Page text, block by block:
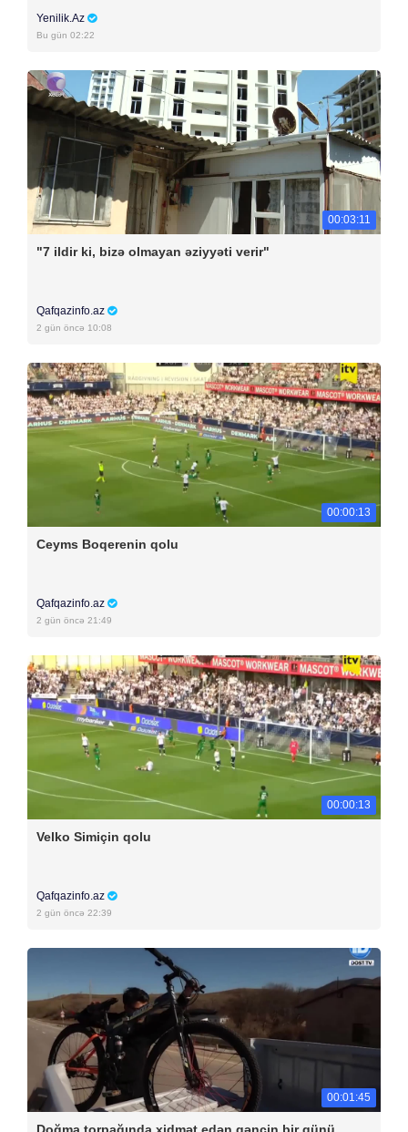
Yenilik.Az
Bu gün 02:22
00:03:11
"7 ildir ki, bizə olmayan əziyyəti verir"
Qafqazinfo.az
2 gün öncə 10:08
00:00:13
Ceyms Boqerenin qolu
Qafqazinfo.az
2 gün öncə 21:49
00:00:13
Velko Simiçin qolu
Qafqazinfo.az
2 gün öncə 22:39
00:01:45